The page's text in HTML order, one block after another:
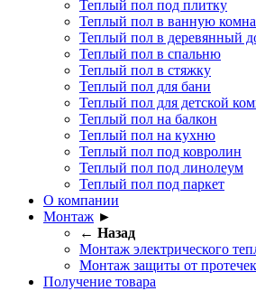
Теплый пол под плитку
Теплый пол в ванную
Теплый пол в деревянный
Теплый пол в спальню
Теплый пол в стяжку
Теплый пол для бани
Теплый пол для детской
Теплый пол на балкон
Теплый пол на кухню
Теплый пол под ковролин
Теплый пол под линолеум
Теплый пол под паркет
О компании
Монтаж ►
← Назад
Монтаж электрического
Монтаж защиты от
Получение товара